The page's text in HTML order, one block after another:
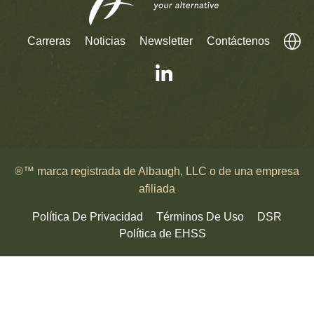
Carreras Noticias Newsletter Contáctenos
®™ marca registrada de Albaugh, LLC o de una empresa
afiliada
Política De Privacidad Términos De Uso
DSR
Política de EHSS